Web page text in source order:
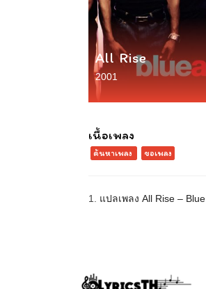
All Rise
2001
เนื้อเพลง
ค้นหาเพลง ขอเพลง
1. แปลเพลง All Rise – Blue